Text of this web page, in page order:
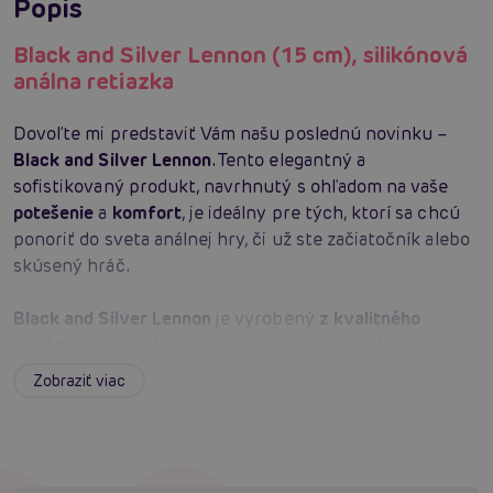
Popis
Black and Silver Lennon (15 cm), silikónová
análna retiazka
Dovoľte mi predstaviť Vám našu poslednú novinku –
Black and Silver Lennon. Tento elegantný a
sofistikovaný produkt, navrhnutý s ohľadom na vaše
potešenie a komfort, je ideálny pre tých, ktorí sa chcú
ponoriť do sveta análnej hry, či už ste začiatočník alebo
skúsený hráč.
Black and Silver Lennon je vyrobený z kvalitného
dokonalú pružnosť pre
Zobraziť viac